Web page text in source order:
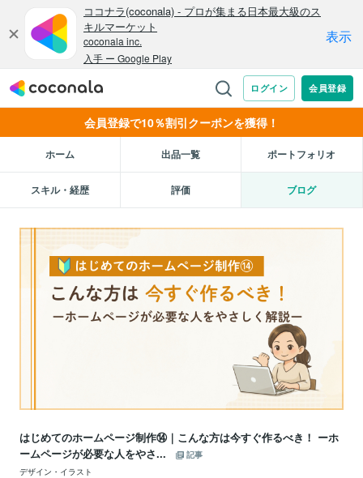
会員登録で10％割引クーポンを獲得！
ホーム 出品一覧 ポートフォリオ
スキル・経歴 評価 ブログ
はじめてのホームページ制作⑭｜こんな方は今すぐ作るべき！ ーホ
ームページが必要な人をやさ...
記事
デザイン・イラスト